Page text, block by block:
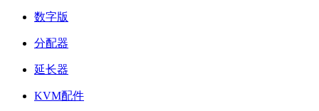
数字版
分配器
延长器
KVM配件